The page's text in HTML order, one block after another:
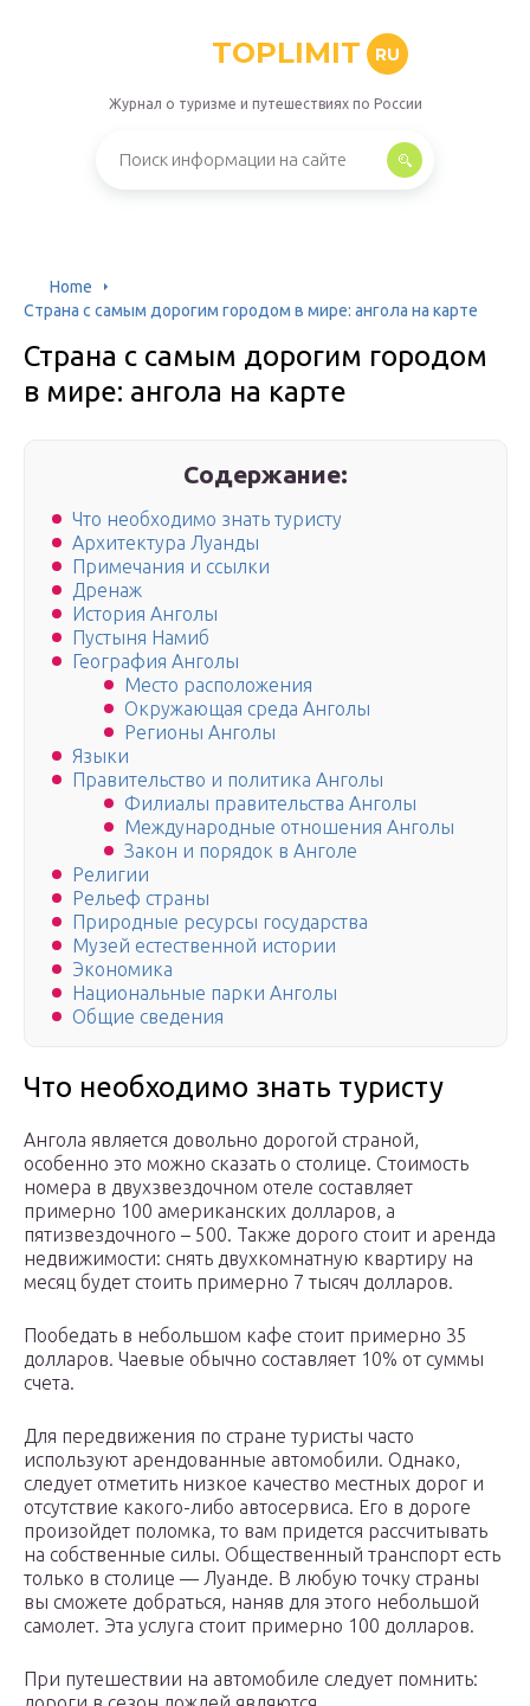
TOPLIMIT RU
Журнал о туризме и путешествиях по России
Home
Страна с самым дорогим городом в мире: ангола на карте
Страна с самым дорогим городом
в мире: ангола на карте
Содержание:
Что необходимо знать туристу
Архитектура Луанды
Примечания и ссылки
Дренаж
История Анголы
Пустыня Намиб
География Анголы
Место расположения
Окружающая среда Анголы
Регионы Анголы
Языки
Правительство и политика Анголы
Филиалы правительства Анголы
Международные отношения Анголы
Закон и порядок в Анголе
Религии
Рельеф страны
Природные ресурсы государства
Музей естественной истории
Экономика
Национальные парки Анголы
Общие сведения
Что необходимо знать туристу
Ангола является довольно дорогой страной,
особенно это можно сказать о столице. Стоимость
номера в двухзвездочном отеле составляет
примерно 100 американских долларов, а
пятизвездочного – 500. Также дорого стоит и аренда
недвижимости: снять двухкомнатную квартиру на
месяц будет стоить примерно 7 тысяч долларов.
Пообедать в небольшом кафе стоит примерно 35
долларов. Чаевые обычно составляет 10% от суммы
счета.
Для передвижения по стране туристы часто
используют арендованные автомобили. Однако,
следует отметить низкое качество местных дорог и
отсутствие какого-либо автосервиса. Его в дороге
произойдет поломка, то вам придется рассчитывать
на собственные силы. Общественный транспорт есть
только в столице — Луанде. В любую точку страны
вы сможете добраться, наняв для этого небольшой
самолет. Эта услуга стоит примерно 100 долларов.
При путешествии на автомобиле следует помнить: